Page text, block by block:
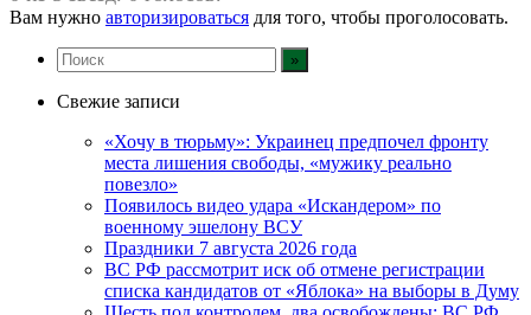
Вам нужно авторизироваться для того, чтобы проголосовать.
Свежие записи
«Хочу в тюрьму»: Украинец предпочел фронту
места лишения свободы, «мужику реально
повезло»
Появилось видео удара «Искандером» по
военному эшелону ВСУ
Праздники 7 августа 2026 года
ВС РФ рассмотрит иск об отмене регистрации
списка кандидатов от «Яблока» на выборы в Думу